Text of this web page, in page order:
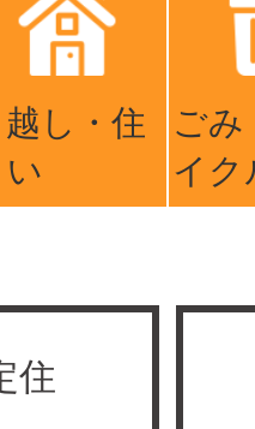
越し・住
い
ごみ
イク
住